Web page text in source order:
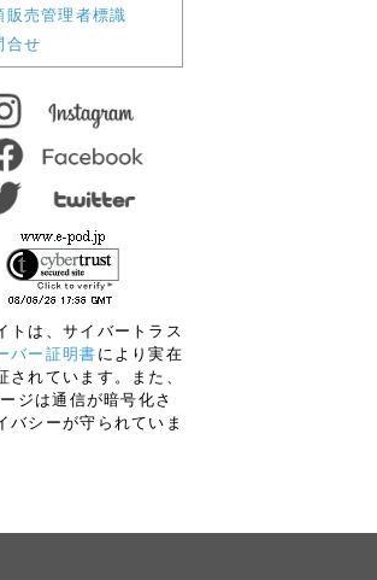
販売管理者標識
合せ
トは、サイバートラス
バー証明書により実在
されています。また、
ジは通信が暗号化さ
バシーが守られていま